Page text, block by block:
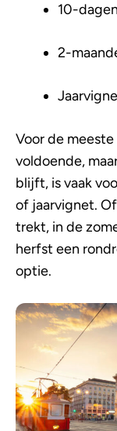
10-
2-
Voor de
voldoende,
blijft, is vaak
of jaarvignet.
trekt, in de
herfst een
optie.